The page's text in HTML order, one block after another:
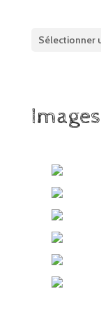
Sélectionner